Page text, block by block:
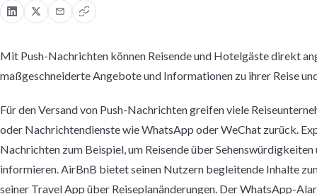
Mit Push-Nachrichten können Reisende und Hotelgäste direkt
maßgeschneiderte Angebote und Informationen zu ihrer Reise
Für den Versand von Push-Nachrichten greifen viele
oder Nachrichtendienste wie WhatsApp oder WeChat zurück.
Nachrichten zum Beispiel, um Reisende über
informieren.AirBnB bietet seinen Nutzern begleitende Inhalte
seiner Travel App über Reiseplanänderungen. Der WhatsApp-